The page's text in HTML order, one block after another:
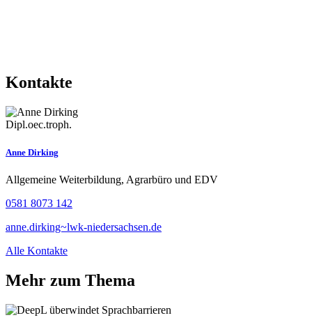
Kontakte
Dipl.oec.troph.
Anne Dirking
Allgemeine Weiterbildung, Agrarbüro und EDV
0581 8073 142
anne.dirking~lwk-niedersachsen.de
Alle Kontakte
Mehr zum Thema